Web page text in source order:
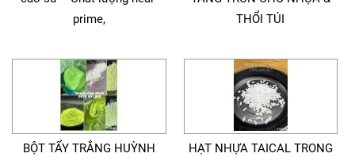
prime,
THỔI TÚI
BỘT TẨY TRẮNG HUỲNH
HẠT NHỰA TAICAL TRONG